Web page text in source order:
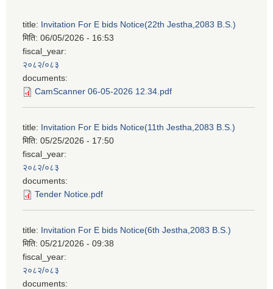
title: Invitation For E bids Notice(22th Jestha,2083 B.S.)
मिति: 06/05/2026 - 16:53
fiscal_year:
२०८२/०८३
documents:
CamScanner 06-05-2026 12.34.pdf
title: Invitation For E bids Notice(11th Jestha,2083 B.S.)
मिति: 05/25/2026 - 17:50
fiscal_year:
२०८२/०८३
documents:
Tender Notice.pdf
title: Invitation For E bids Notice(6th Jestha,2083 B.S.)
मिति: 05/21/2026 - 09:38
fiscal_year:
२०८२/०८३
documents: